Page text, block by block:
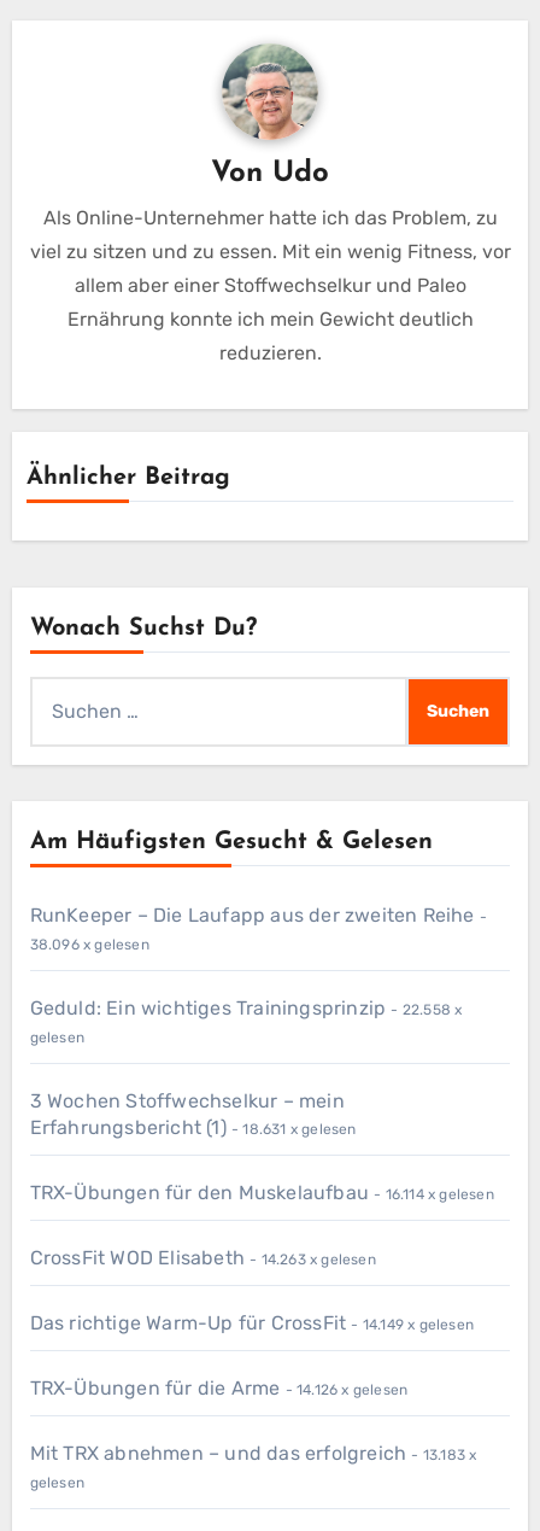
Von Udo
Als Online-Unternehmer hatte ich das Problem, zu
viel zu sitzen und zu essen. Mit ein wenig Fitness, vor
allem aber einer Stoffwechselkur und Paleo
Ernährung konnte ich mein Gewicht deutlich
reduzieren.
Ähnlicher Beitrag
Wonach Suchst Du?
nach:
Am Häufigsten Gesucht & Gelesen
RunKeeper – Die Laufapp aus der zweiten Reihe -
38.096 x gelesen
Geduld: Ein wichtiges Trainingsprinzip - 22.558 x
gelesen
3 Wochen Stoffwechselkur – mein
Erfahrungsbericht (1) - 18.631 x gelesen
TRX-Übungen für den Muskelaufbau - 16.114 x gelesen
CrossFit WOD Elisabeth - 14.263 x gelesen
Das richtige Warm-Up für CrossFit - 14.149 x gelesen
TRX-Übungen für die Arme - 14.126 x gelesen
Mit TRX abnehmen – und das erfolgreich - 13.183 x
gelesen